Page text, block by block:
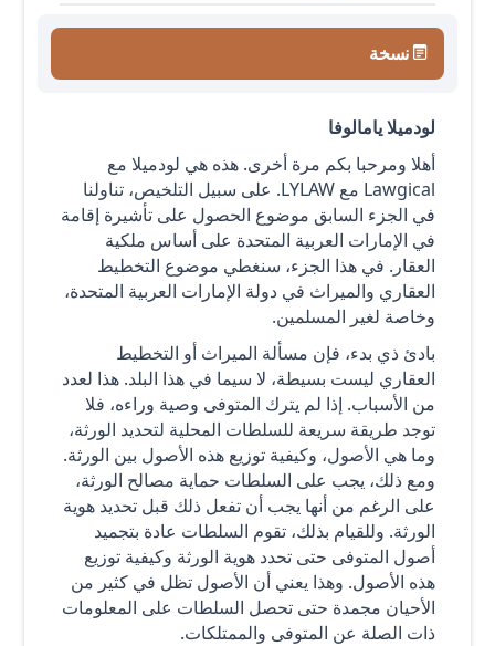
نسخة
لودميلا يامالوفا
أهلا ومرحبا بكم مرة أخرى. هذه هي لودميلا مع
Lawgical مع LYLAW. على سبيل التلخيص، تناولنا
في الجزء السابق موضوع الحصول على تأشيرة إقامة
في الإمارات العربية المتحدة على أساس ملكية
العقار. في هذا الجزء، سنغطي موضوع التخطيط
العقاري والميراث في دولة الإمارات العربية المتحدة،
وخاصة لغير المسلمين.
بادئ ذي بدء، فإن مسألة الميراث أو التخطيط
العقاري ليست بسيطة، لا سيما في هذا البلد. هذا لعدد
من الأسباب. إذا لم يترك المتوفى وصية وراءه، فلا
توجد طريقة سريعة للسلطات المحلية لتحديد الورثة،
وما هي الأصول، وكيفية توزيع هذه الأصول بين الورثة.
ومع ذلك، يجب على السلطات حماية مصالح الورثة،
على الرغم من أنها يجب أن تفعل ذلك قبل تحديد هوية
الورثة. وللقيام بذلك، تقوم السلطات عادة بتجميد
أصول المتوفى حتى تحدد هوية الورثة وكيفية توزيع
هذه الأصول. وهذا يعني أن الأصول تظل في كثير من
الأحيان مجمدة حتى تحصل السلطات على المعلومات
ذات الصلة عن المتوفى والممتلكات.